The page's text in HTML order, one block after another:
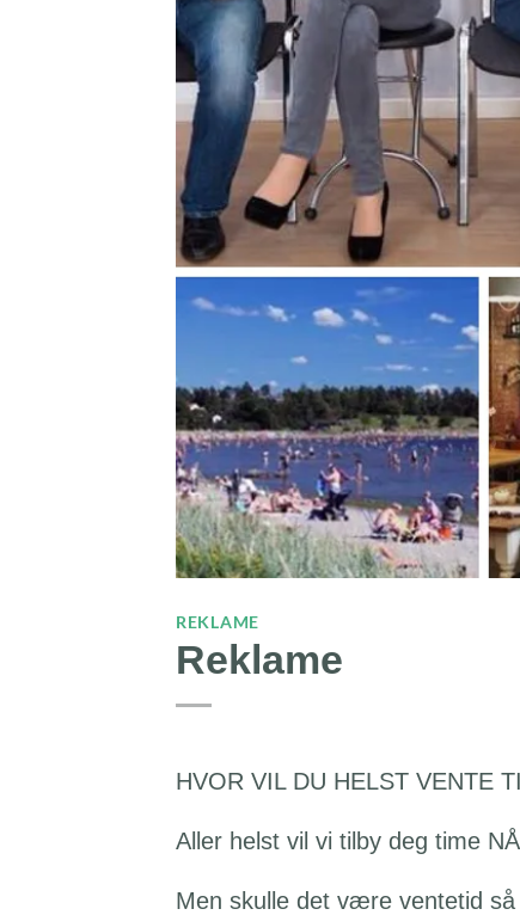
REKLAME
Reklame
HVOR VIL DU HELST VENTE
Aller helst vil vi tilby deg time
Men skulle det være ventetid